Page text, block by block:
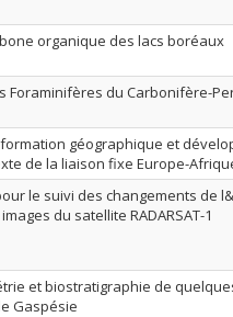
organique des lacs boréaux
Foraminifères du Carbonifère-
géographique et
de la liaison fixe Europe-
le suivi des changements de
du satellite RADARSAT-1
et biostratigraphie de
Gaspésie